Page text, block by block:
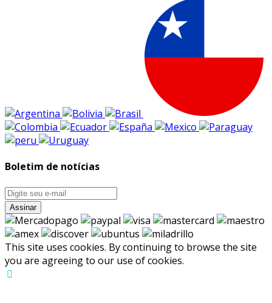
Boletim de notícias
Assinar
This site uses cookies. By continuing to browse the site
you are agreeing to our use of cookies.